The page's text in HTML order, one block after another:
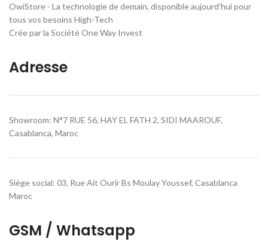
OwiStore - La technologie de demain, disponible aujourd'hui pour
tous vos besoins High-Tech
Crée par la Société One Way Invest
Adresse
Showroom: N°7 RUE 56, HAY EL FATH 2, SIDI MAAROUF,
Casablanca, Maroc
Siège social: 03, Rue Ait Ourir Bs Moulay Youssef, Casablanca
Maroc
GSM / Whatsapp